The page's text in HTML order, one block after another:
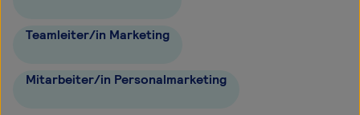
Teamleiter/in Marketing
Mitarbeiter/in Personalmarketing